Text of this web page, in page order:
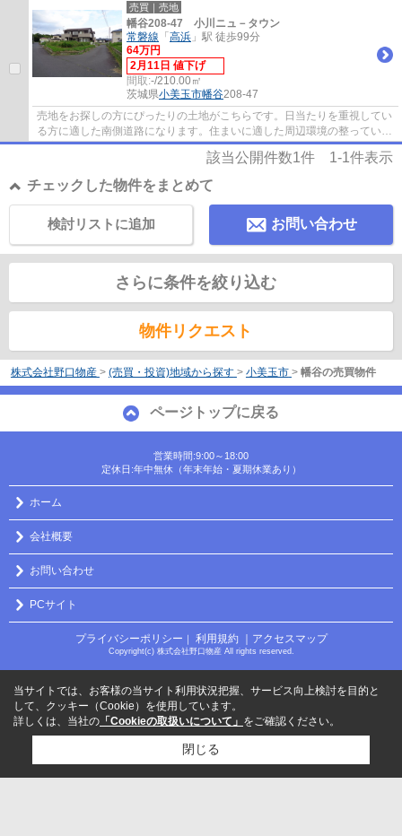
売買｜売地
幡谷208-47 小川ニュ－タウン
常磐線 「 高浜 」駅 徒歩99分
64万円
2月11日 値下げ
間取:-/210.00㎡
茨城県小美玉市幡谷208-47
売地をお探しの方にぴったりの土地がこちらです。日当たりを重視してい
る方に適した南側道路になります。住まいに適した周辺環境の整っている
住宅用地はこちらとなっています。幅広い...
該当公開件数1件 1-1件表示
チェックした物件をまとめて
お問い合わせ
検討リストに追加
さらに条件を絞り込む
物件リクエスト
株式会社野口物産 > (売買・投資)地域から探す > 小美玉市 > 幡谷の売買物件
ページトップに戻る
営業時間:9:00～18:00
定休日:年中無休（年末年始・夏期休業あり）
ホーム
会社概要
お問い合わせ
PCサイト
プライバシーポリシー ｜ 利用規約 ｜アクセスマップ
Copyright(c) 株式会社野口物産 All rights reserved.
当サイトでは、お客様の当サイト利用状況把握、サービス向上検討を目的と
して、クッキー（Cookie）を使用しています。
詳しくは、当社の 「Cookieの取扱いについて」 をご確認ください。
閉じる